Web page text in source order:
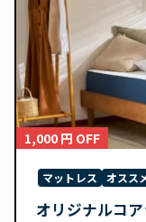
1,000 円 OFF
マットレス オスス
オリジナルコ